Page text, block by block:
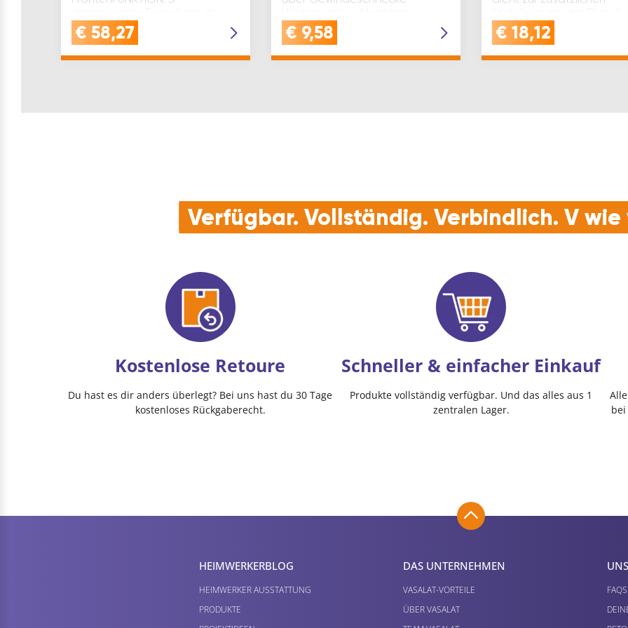
Front | stufenloser Stopp |
Blumotion (soft close) für ei…
€ 58,27
Demontage der Türe am
Korpus 3-dimensionale Ve…
€ 9,58
HL Top
Querstabilisierung zum
€ 18,12
Verfügbar. Vollständig. Verbindlich. V
Kostenlose Retoure
Du hast es dir anders überlegt? Bei uns hast du 30 Tage
kostenloses Rückgaberecht.
Schneller & einfacher Einkauf
Produkte vollständig verfügbar. Und das alles aus 1
zentralen Lager.
HEIMWERKER­BLOG
HEIMWERKER AUSSTATTUNG
PRODUKTE
DAS UNTERNEHMEN
VASALAT-VORTEILE
ÜBER VASALAT
FAQS